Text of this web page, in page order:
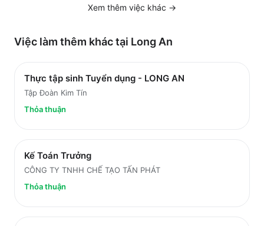
Xem thêm việc khác →
Việc làm thêm khác tại Long An
Thực tập sinh Tuyển dụng - LONG AN
Tập Đoàn Kim Tín
Thỏa thuận
Kế Toán Trưởng
CÔNG TY TNHH CHẾ TẠO TẤN PHÁT
Thỏa thuận